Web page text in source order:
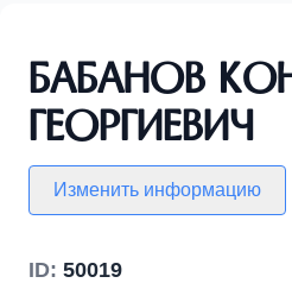
Бабанов
Георгиевич
Изменить информацию
ID: 50019